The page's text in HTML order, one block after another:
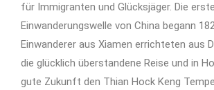
für Immigranten und Glücksjäger. Die
Einwanderungswelle von China begann
Einwanderer aus Xiamen errichteten aus
die glücklich überstandene Reise und in
gute Zukunft den Thian Hock Keng